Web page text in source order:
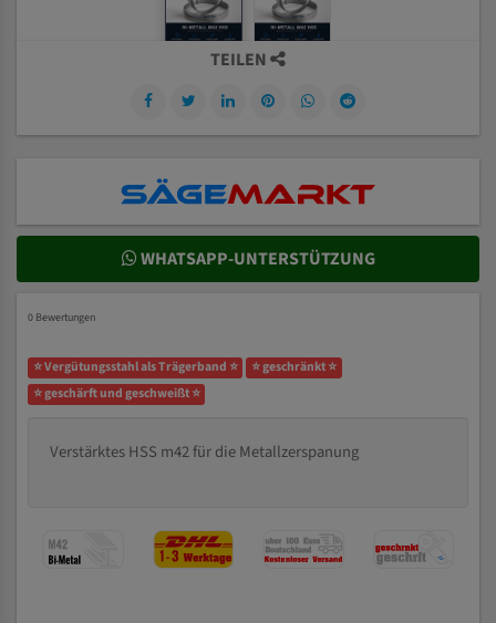
TEILEN
WHATSAPP-UNTERSTÜTZUNG
0 Bewertungen
⭐ Vergütungsstahl als Trägerband ⭐
⭐ geschränkt ⭐
⭐ geschärft und geschweißt ⭐
Verstärktes HSS m42 für die Metallzerspanung